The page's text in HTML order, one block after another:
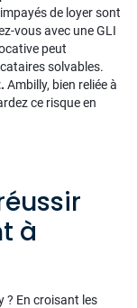
de loyer sont
vous avec une GLI
peut
solvables.
Ambilly, bien reliée à
ce risque en
à
? En croisant les